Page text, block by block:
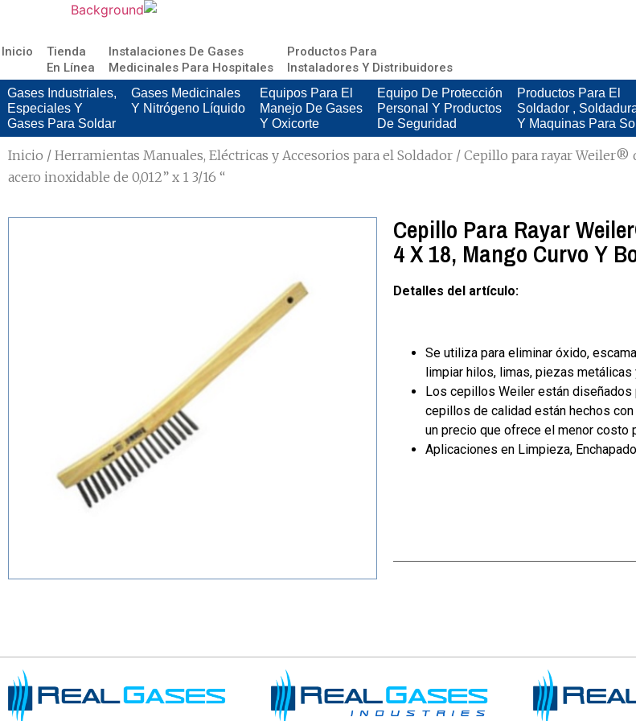
Inicio
Tienda
En Línea
Instalaciones De Gases
Medicinales Para Hospitales
Productos Para
Instaladores Y Distribuidores
Gases Industriales,
Especiales Y
Gases Para Soldar
Gases Medicinales
Y Nitrógeno Líquido
Equipos Para El
Manejo De Gases
Y Oxicorte
Equipo De Protección
Personal Y Productos
De Seguridad
Productos Para El
Soldador ,
Y Maquinas Para
Inicio / Herramientas Manuales, Eléctricas y Accesorios para el Soldador / Cepillo para rayar Weiler®
acero inoxidable de 0,012” x 1 3/16 “
Cepillo Para Rayar
4 X 18, Mango Curvo Y
Detalles del artículo:
Se utiliza para eliminar óxido,
limpiar hilos, limas, piezas metálicas
Los cepillos Weiler están diseñados
cepillos de calidad están hechos
un precio que ofrece el menor costo
Aplicaciones en Limpieza,